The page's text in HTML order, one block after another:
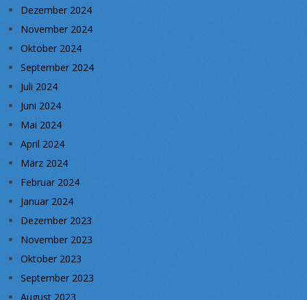
Dezember 2024
November 2024
Oktober 2024
September 2024
Juli 2024
Juni 2024
Mai 2024
April 2024
März 2024
Februar 2024
Januar 2024
Dezember 2023
November 2023
Oktober 2023
September 2023
August 2023